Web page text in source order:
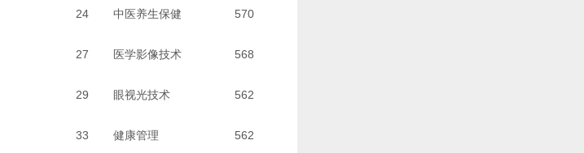
24 中医养生保健 570
27 医学影像技术 568
29 眼视光技术 562
33 健康管理 562